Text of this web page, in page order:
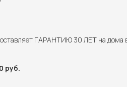
ГАРАНТИЮ 30 ЛЕТ на дома
руб.